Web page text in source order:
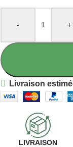
- +
Livraison
LIVRAISON